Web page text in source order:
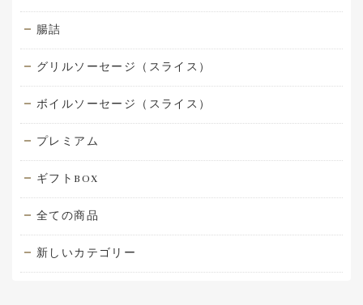
腸詰
グリルソーセージ（スライス）
ボイルソーセージ（スライス）
プレミアム
ギフトBOX
全ての商品
新しいカテゴリー